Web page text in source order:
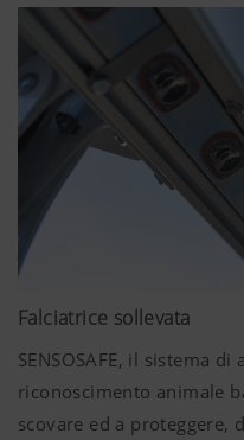
Falciatrice sollevata
SENSOSAFE, il sistema
riconoscimento animale
scovare ed a proteggere,